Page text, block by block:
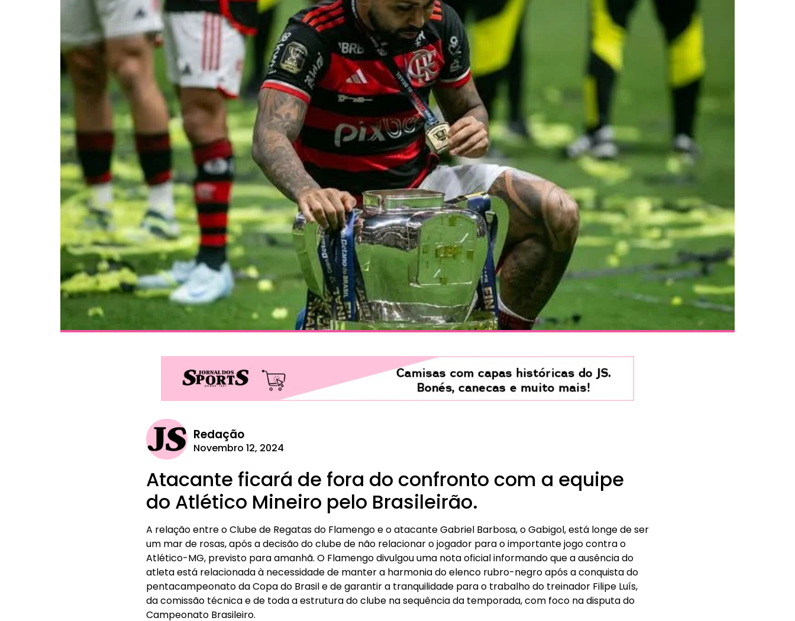
Redação
Novembro 12, 2024
Atacante ficará de fora do confronto com a equipe
do Atlético Mineiro pelo Brasileirão.
A relação entre o Clube de Regatas do Flamengo e o atacante Gabriel Barbosa, o Gabigol, está longe de ser
um mar de rosas, após a decisão do clube de não relacionar o jogador para o importante jogo contra o
Atlético-MG, previsto para amanhã. O Flamengo divulgou uma nota oficial informando que a ausência do
atleta está relacionada à necessidade de manter a harmonia do elenco rubro-negro após a conquista do
pentacampeonato da Copa do Brasil e de garantir a tranquilidade para o trabalho do treinador Filipe Luís,
da comissão técnica e de toda a estrutura do clube na sequência da temporada, com foco na disputa do
Campeonato Brasileiro.